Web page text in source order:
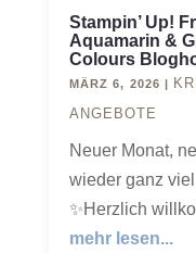
Stampin’ Up!
Aquamarin &
Colours
MÄRZ 6, 2026 |
ANGEBOTE
Neuer Monat,
wieder ganz
✨Herzlich
mehr lesen...